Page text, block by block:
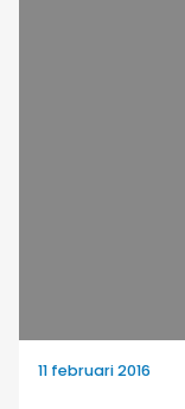
11 februari 2016